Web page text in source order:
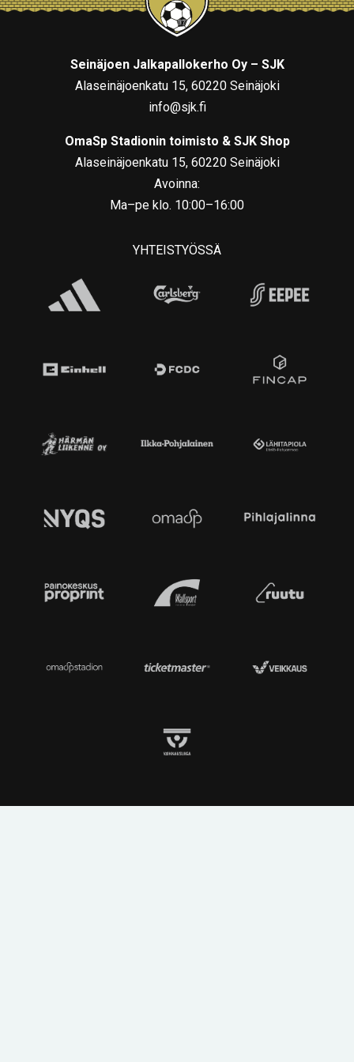
Seinäjoen Jalkapallokerho Oy – SJK
Alaseinäjoenkatu 15, 60220 Seinäjoki
info@sjk.fi
OmaSp Stadionin toimisto & SJK Shop
Alaseinäjoenkatu 15, 60220 Seinäjoki
Avoinna:
Ma–pe klo. 10:00–16:00
YHTEISTYÖSSÄ